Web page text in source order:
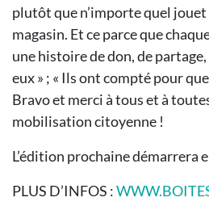
plutôt que n’importe quel
magasin. Et ce parce que
une histoire de don, de partage,
eux » ; « Ils ont compté pour
Bravo et merci à tous et à
mobilisation citoyenne !
L’édition prochaine démarrera
PLUS D’INFOS :